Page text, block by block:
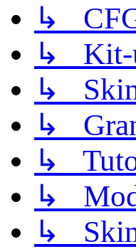
↳
↳ Kit-
↳
↳
↳
↳
↳